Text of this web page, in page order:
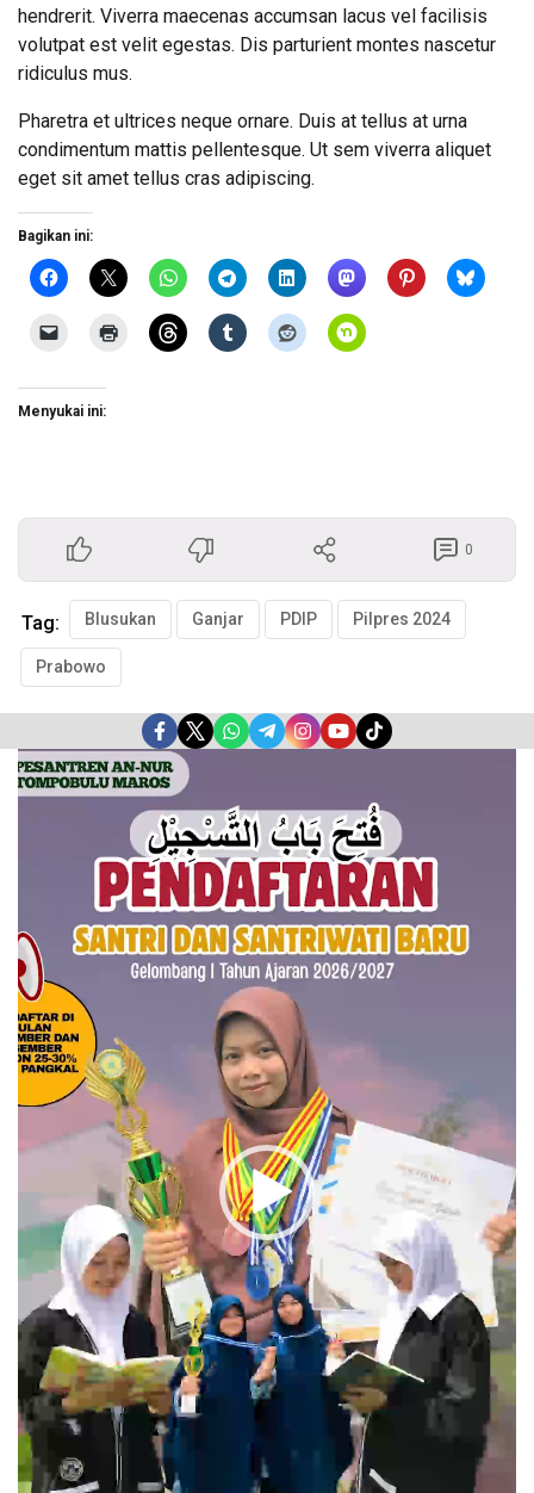
hendrerit. Viverra maecenas accumsan lacus vel facilisis
volutpat est velit egestas. Dis parturient montes nascetur
ridiculus mus.
Pharetra et ultrices neque ornare. Duis at tellus at urna
condimentum mattis pellentesque. Ut sem viverra aliquet
eget sit amet tellus cras adipiscing.
Bagikan ini:
Menyukai ini:
0
Tag: Blusukan Ganjar PDIP Pilpres 2024
Prabowo
Pemutar
Video